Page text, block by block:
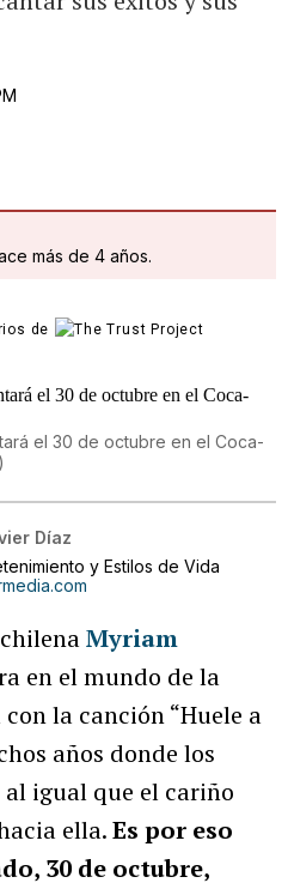
más de 4 años.
de
el 30 de octubre en el Coca-
)
Díaz
y Estilos de Vida
Myriam
en el mundo de la
la canción “Huele a
años donde los
igual que el cariño
ella.Es por eso
30 de octubre,